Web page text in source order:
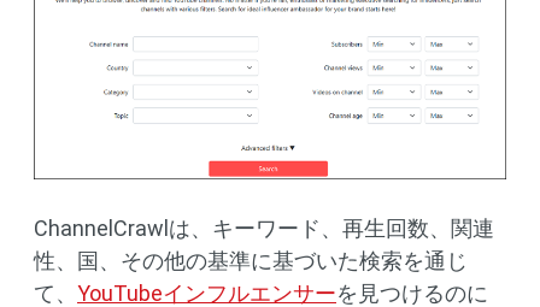
ChannelCrawlは、キーワード、再生回数、関連
性、国、その他の基準に基づいた検索を通じ
て、 YouTubeインフルエンサーを見つけるのに